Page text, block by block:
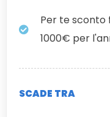
Per te sconto
1000€ per
SCADE TRA